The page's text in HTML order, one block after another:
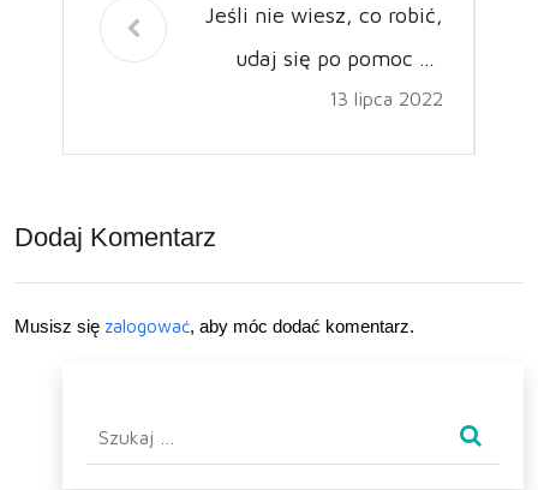
Jeśli nie wiesz, co robić,
udaj się po pomoc do
osoby widzącej
13 lipca 2022
Dodaj Komentarz
Musisz się zalogować, aby móc dodać komentarz.